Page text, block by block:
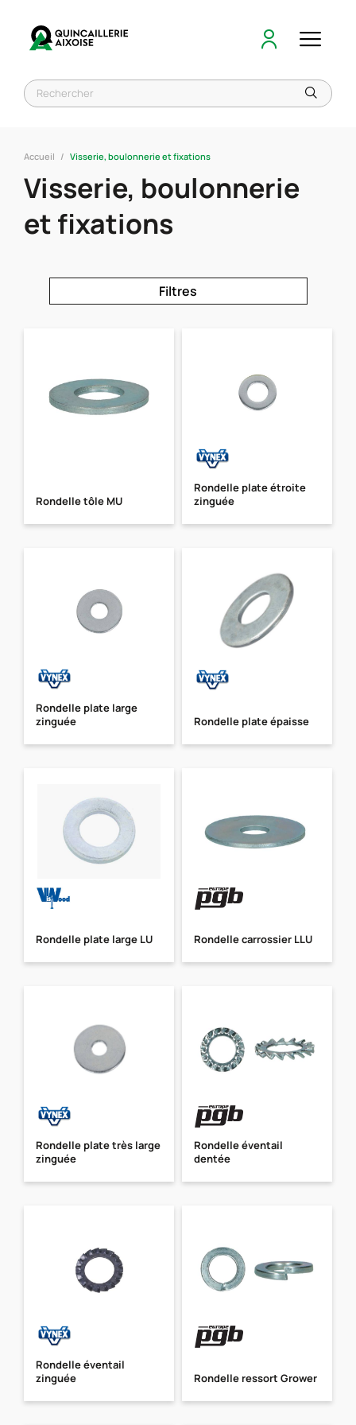
Accueil Visserie, boulonnerie et fixations
Visserie, boulonnerie
et fixations
Filtres
Rondelle tôle MU
Rondelle plate étroite
zinguée
Rondelle plate large
zinguée
Rondelle plate épaisse
Rondelle plate large LU Rondelle carrossier LLU
Rondelle plate très large
zinguée
Rondelle éventail
dentée
Rondelle éventail
zinguée
Rondelle ressort Grower